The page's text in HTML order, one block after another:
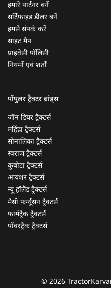
हमारे पार्टनर बनें
सर्टिफाइड डीलर बनें
हमसे संपर्क करें
साइट मैप
प्राइवेसी पॉलिसी
नियमों एवं शर्तों
पॉपुलर ट्रैक्टर ब्रांड्स
जॉन डियर ट्रैक्टर्स
महिंद्रा ट्रैक्टर्स
सोनालिका ट्रैक्टर्स
स्वराज ट्रैक्टर्स
कुबोटा ट्रैक्टर्स
आयशर ट्रैक्टर्स
न्यू हॉलैंड ट्रैक्टर्स
मैसी फर्ग्यूसन ट्रैक्टर्स
फार्मट्रैक ट्रैक्टर्स
पॉवरट्रैक ट्रैक्टर्स
© 2026